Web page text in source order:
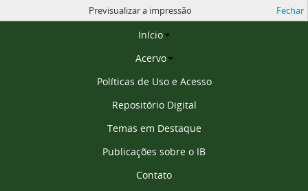
Página inicial
Início
Acervo
Políticas de Uso e Acesso
Repositório Digital
Temas em Destaque
Publicações sobre o IB
Contato
Previsualizar a impressão Fechar